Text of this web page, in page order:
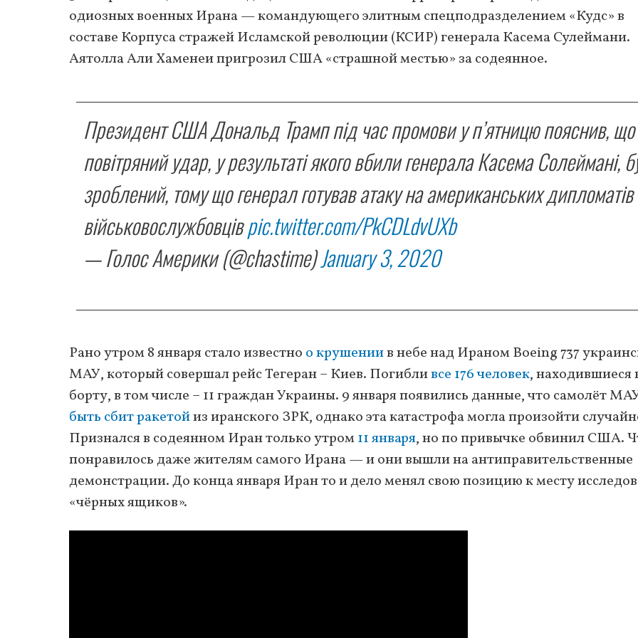
одиозных военных Ирана — командующего элитным спецподразделением «Кудс» в
составе Корпуса стражей Исламской революции (КСИР) генерала Касема Сулеймани.
Аятолла Али Хаменеи пригрозил США «страшной местью» за содеянное.
Президент США Дональд Трамп під час промови у п’ятницю пояснив, що
повітряний удар, у результаті якого вбили генерала Касема Солеймані,
зроблений, тому що генерал готував атаку на американських дипломатів
військовослужбовцівpic.twitter.com/PkCDLdvUXb
— Голоc Амepики (@chastime)January 3, 2020
Рано утром 8 января стало известно о крушениив небе над Ираном Boeing 737
МАУ, который совершал рейс Тегеран – Киев. Погибливсе 176 человек, находившиеся
борту, в том числе – 11 граждан Украины. 9 января появились данные, что самолёт
быть сбит ракетойиз иранского ЗРК, однако эта катастрофа могла произойти
Признался в содеянном Иран только утром11 января, но по привычке обвинил США.
понравилось даже жителям самого Ирана — и они вышли на антиправительственные
демонстрации. До конца января Иран то и дело менял свою позицию к месту
«чёрных ящиков».